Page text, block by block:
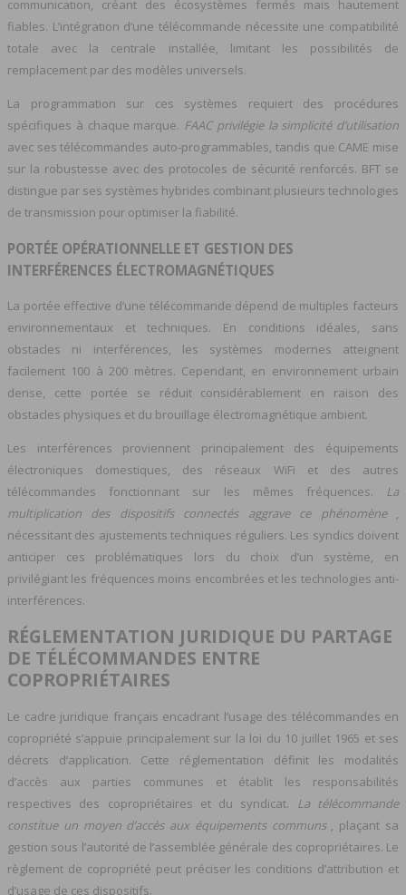
communication, créant des écosystèmes fermés mais hautement
fiables. L’intégration d’une télécommande nécessite une compatibilité
totale avec la centrale installée, limitant les possibilités de
remplacement par des modèles universels.
La programmation sur ces systèmes requiert des procédures
spécifiques à chaque marque. FAAC privilégie la simplicité d’utilisation
avec ses télécommandes auto-programmables, tandis que CAME mise
sur la robustesse avec des protocoles de sécurité renforcés. BFT se
distingue par ses systèmes hybrides combinant plusieurs technologies
de transmission pour optimiser la fiabilité.
PORTÉE OPÉRATIONNELLE ET GESTION DES
INTERFÉRENCES ÉLECTROMAGNÉTIQUES
La portée effective d’une télécommande dépend de multiples facteurs
environnementaux et techniques. En conditions idéales, sans
obstacles ni interférences, les systèmes modernes atteignent
facilement 100 à 200 mètres. Cependant, en environnement urbain
dense, cette portée se réduit considérablement en raison des
obstacles physiques et du brouillage électromagnétique ambient.
Les interférences proviennent principalement des équipements
électroniques domestiques, des réseaux WiFi et des autres
télécommandes fonctionnant sur les mêmes fréquences. La
multiplication des dispositifs connectés aggrave ce phénomène ,
nécessitant des ajustements techniques réguliers. Les syndics doivent
anticiper ces problématiques lors du choix d’un système, en
privilégiant les fréquences moins encombrées et les technologies anti-
interférences.
RÉGLEMENTATION JURIDIQUE DU PARTAGE
DE TÉLÉCOMMANDES ENTRE
COPROPRIÉTAIRES
Le cadre juridique français encadrant l’usage des télécommandes en
copropriété s’appuie principalement sur la loi du 10 juillet 1965 et ses
décrets d’application. Cette réglementation définit les modalités
d’accès aux parties communes et établit les responsabilités
respectives des copropriétaires et du syndicat. La télécommande
constitue un moyen d’accès aux équipements communs , plaçant sa
gestion sous l’autorité de l’assemblée générale des copropriétaires. Le
règlement de copropriété peut préciser les conditions d’attribution et
d’usage de ces dispositifs.